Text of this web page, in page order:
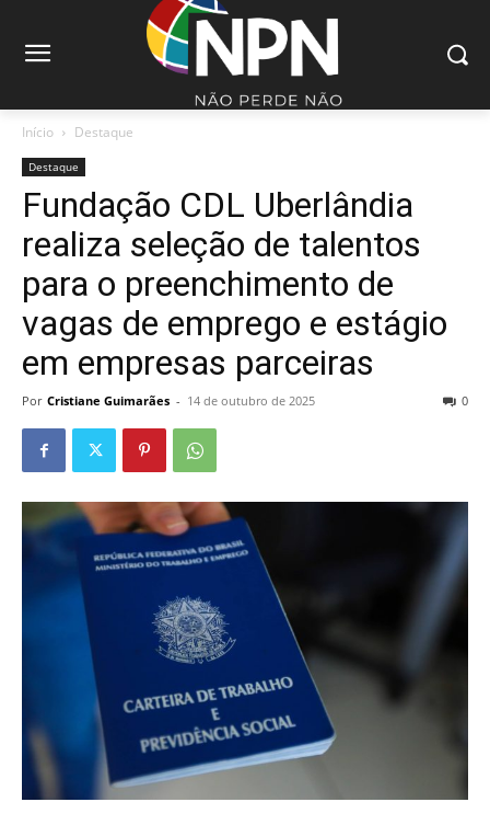
Início Destaque
Destaque
Fundação CDL Uberlândia
realiza seleção de talentos
para o preenchimento de
vagas de emprego e estágio
em empresas parceiras
Por Cristiane Guimarães - 14 de outubro de 2025 0